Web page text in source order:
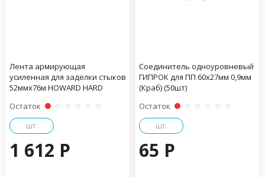
Лента армирующая
усиленная для заделки стыков
52ммх76м HOWARD HARD
Остаток
шт.
1 612 P
Соединитель одноуровневый
ГИПРОК для ПП 60х27мм 0,9мм
(Краб) (50шт)
Остаток
шт.
65 P